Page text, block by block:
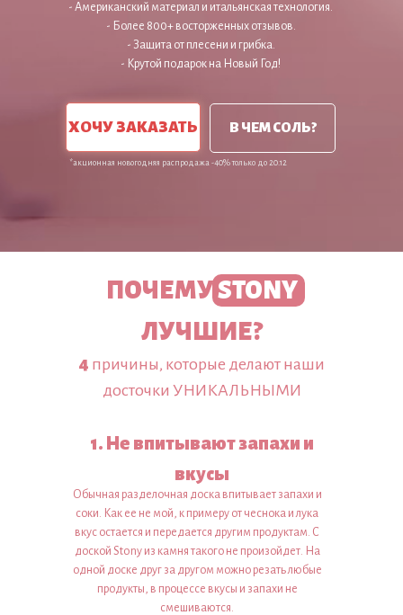
*акционная новогодняя распродажа -40% только до 20.12
- Американский материал и итальянская технология.
- Более 800+ восторженных отзывов.
- Защита от плесени и грибка.
- Крутой подарок на Новый Год!
ХОЧУ ЗАКАЗАТЬ В ЧЕМ СОЛЬ?
ПОЧЕМУ STONY
ЛУЧШИЕ?
4 причины, которые делают наши
досточки УНИКАЛЬНЫМИ
1. Не впитывают запахи и
вкусы
Обычная разделочная доска впитывает запахи и
соки. Как ее не мой, к примеру от чеснока и лука
вкус остается и передается другим продуктам. С
доской Stony из камня такого не произойдет. На
одной доске друг за другом можно резать любые
продукты, в процессе вкусы и запахи не
смешиваются.